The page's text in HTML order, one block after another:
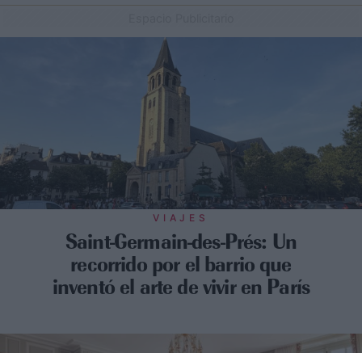
VIAJES
Saint-Germain-des-Prés: Un
recorrido por el barrio que
inventó el arte de vivir en París